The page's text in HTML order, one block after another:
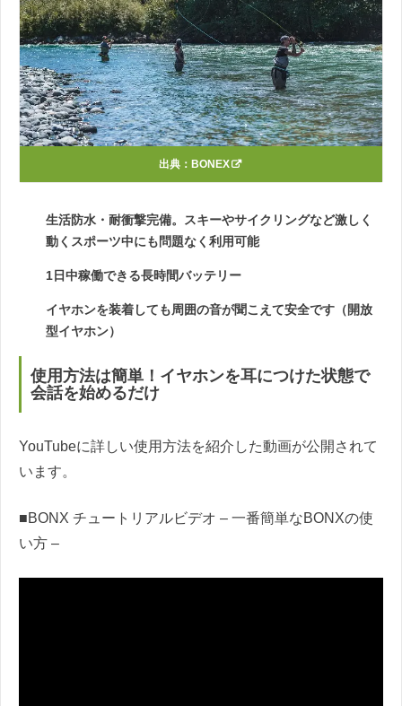
出典： BONEX
生活防水・耐衝撃完備。スキーやサイクリングなど激しく
動くスポーツ中にも問題なく利用可能
1日中稼働できる長時間バッテリー
イヤホンを装着しても周囲の音が聞こえて安全です（開放
型イヤホン）
使用方法は簡単！イヤホンを耳につけた状態で
会話を始めるだけ
YouTubeに詳しい使用方法を紹介した動画が公開されて
います。
■BONX チュートリアルビデオ – 一番簡単なBONXの使
い方 –